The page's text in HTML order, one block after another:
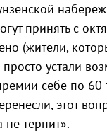
принять с
(жители,
устали
себе по 60
этот
не терпит».